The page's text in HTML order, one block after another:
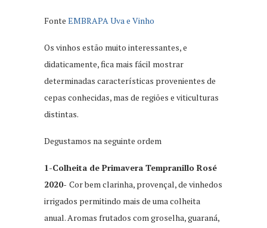
Fonte EMBRAPA Uva e Vinho
Os vinhos estão muito interessantes, e
didaticamente, fica mais fácil mostrar
determinadas características provenientes de
cepas conhecidas, mas de regiões e viticulturas
distintas.
Degustamos na seguinte ordem
1-Colheita de Primavera Tempranillo Rosé
2020- Cor bem clarinha, provençal, de vinhedos
irrigados permitindo mais de uma colheita
anual. Aromas frutados com groselha, guaraná,